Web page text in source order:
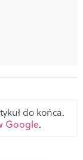
do końca.
Google.